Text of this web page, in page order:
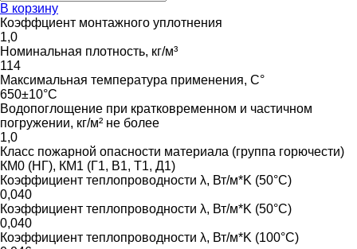
В корзину
Коэффциент монтажного уплотнения
1,0
Номинальная плотность, кг/м³
114
Максимальная температура применения, С°
650±10°C
Водопоглощение при кратковременном и частичном
погружении, кг/м² не более
1,0
Класс пожарной опасности материала (группа горючести)
КМ0 (НГ), КМ1 (Г1, В1, Т1, Д1)
Коэффициент теплопроводности λ, Вт/м*K (50°C)
0,040
Коэффициент теплопроводности λ, Вт/м*K (50°C)
0,040
Коэффициент теплопроводности λ, Вт/м*K (100°C)